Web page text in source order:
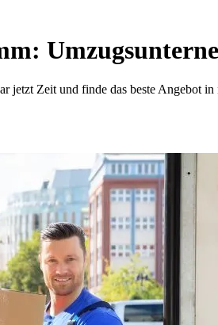
jetzt Zeit und finde das beste Angebot